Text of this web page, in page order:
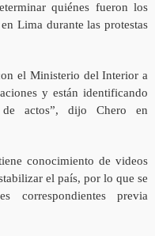
quiénes fueron los
Lima durante las protestas
el Ministerio del Interior a
y están identificando
actos”, dijo Chero en
conocimiento de videos
el país, por lo que se
correspondientes previa